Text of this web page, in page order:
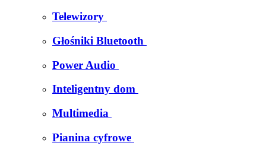
Telewizory
Głośniki Bluetooth
Power Audio
Inteligentny dom
Multimedia
Pianina cyfrowe